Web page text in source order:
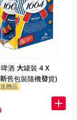
酒 大罐裝 4 X
舊包裝隨機發貨)
贈品